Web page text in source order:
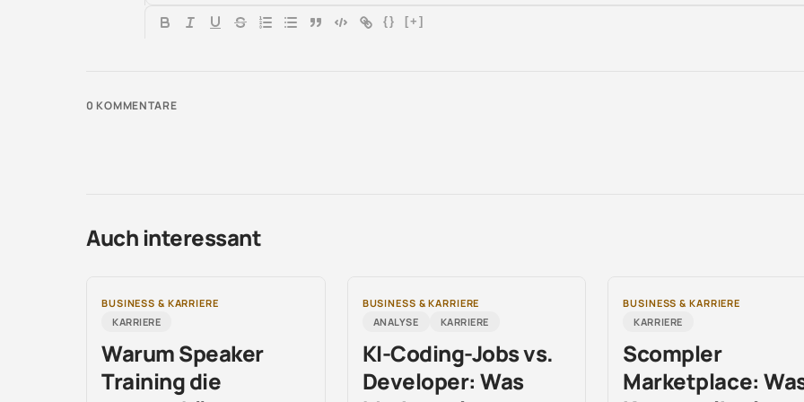
{} [+]
0 KOMMENTARE
Auch interessant
BUSINESS & KARRIERE
KARRIERE
Warum Speaker
Training die
BUSINESS & KARRIERE
ANALYSE
KARRIERE
KI-Coding-Jobs vs.
Developer: Was
BUSINESS & KARRIERE
KARRIERE
Scompler
Marketplace: